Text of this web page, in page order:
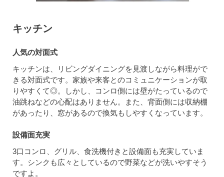
キッチン
人気の対面式
キッチンは、リビングダイニングを見渡しながら料理がで
きる対面式です。家族や来客とのコミュニケーションが取
りやすくて◎。しかし、コンロ側には壁がたっているので
油跳ねなどの心配はありません。また、背面側には収納棚
があったり、窓があるので換気もしやすくなっています。
設備面充実
3口コンロ、グリル、食洗機付きと設備面も充実していま
す。シンクも広々としているので野菜などが洗いやすそう
ですよ。